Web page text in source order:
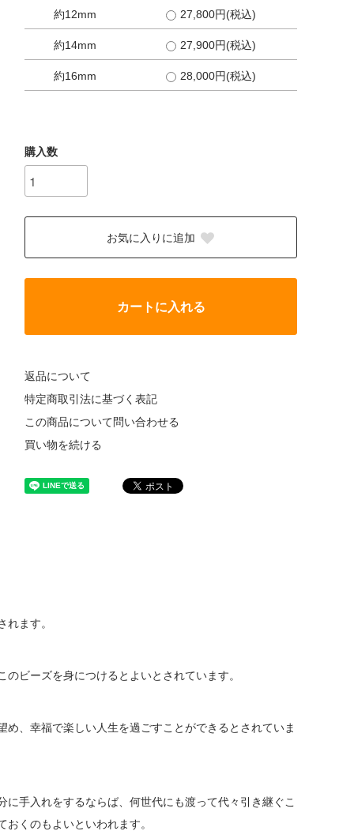
約12mm 27,800円(税込)
約14mm 27,900円(税込)
約16mm 28,000円(税込)
購入数
お気に入りに追加
カートに入れる
返品について
特定商取引法に基づく表記
この商品について問い合わせる
買い物を続ける
ます。
ビーズを身につけるとよいとされています。
、幸福で楽しい人生を過ごすことができるとされていま
手入れをするならば、何世代にも渡って代々引き継ぐこ
くのもよいといわれます。